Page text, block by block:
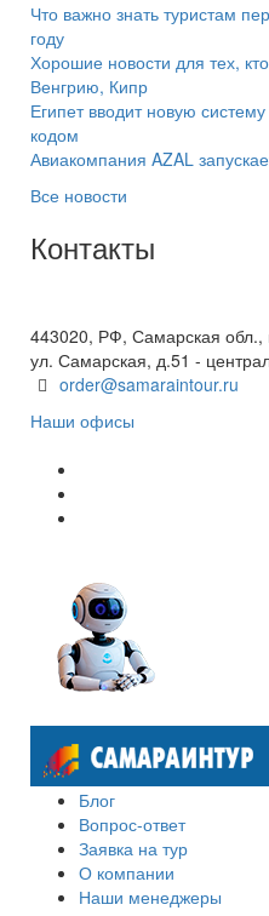
Что важно знать туристам
году
Хорошие новости для тех,
Венгрию, Кипр
Египет вводит новую
кодом
Авиакомпания AZAL
Все новости
Контакты
443020, РФ, Самарская обл.,
ул. Самарская, д.51 -
order@samaraintour.ru
Наши офисы
Блог
Вопрос-ответ
Заявка на тур
О компании
Наши менеджеры